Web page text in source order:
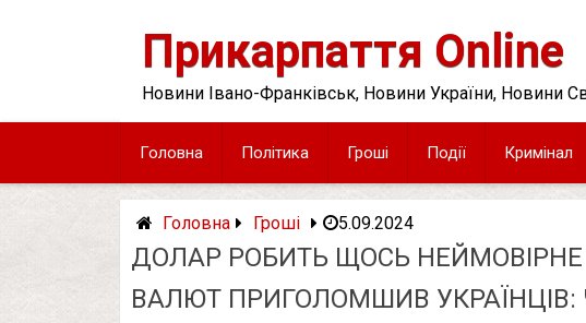
Прикарпаття Online
Новини Івано-Франківськ, Новини України, Новини
Головна Політика Гроші Події Кримінал
Головна Гроші 5.09.2024
ДОЛАР РОБИТЬ ЩОСЬ НЕЙМОВІРНЕ
ВАЛЮТ ПРИГОЛОМШИВ УКРАЇНЦІВ: